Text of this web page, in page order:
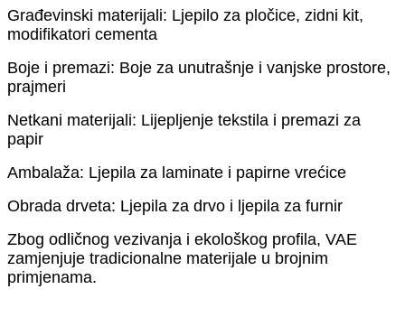
Građevinski materijali: Ljepilo za pločice, zidni kit,
modifikatori cementa
Boje i premazi: Boje za unutrašnje i vanjske prostore,
prajmeri
Netkani materijali: Lijepljenje tekstila i premazi za
papir
Ambalaža: Ljepila za laminate i papirne vrećice
Obrada drveta: Ljepila za drvo i ljepila za furnir
Zbog odličnog vezivanja i ekološkog profila, VAE
zamjenjuje tradicionalne materijale u brojnim
primjenama.